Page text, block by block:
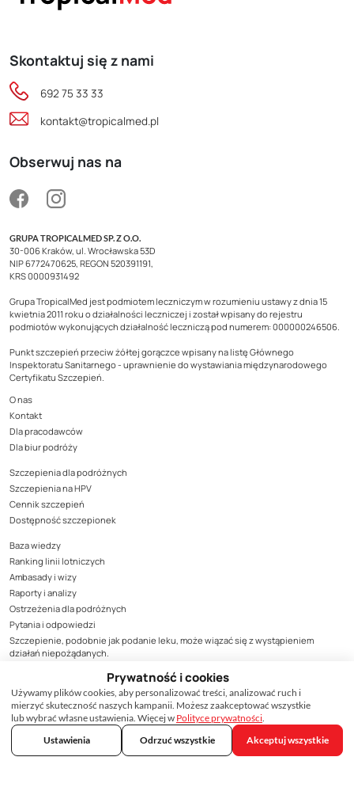
Skontaktuj się z nami
692 75 33 33
kontakt@tropicalmed.pl
Obserwuj nas na
GRUPA TROPICALMED SP. Z O.O.
30-006 Kraków, ul. Wrocławska 53D
NIP 6772470625, REGON 520391191,
KRS 0000931492
Grupa TropicalMed jest podmiotem leczniczym w rozumieniu ustawy z dnia 15
kwietnia 2011 roku o działalności leczniczej i został wpisany do rejestru
podmiotów wykonujących działalność leczniczą pod numerem: 000000246506.
Punkt szczepień przeciw żółtej gorączce wpisany na listę Głównego
Inspektoratu Sanitarnego - uprawnienie do wystawiania międzynarodowego
Certyfikatu Szczepień.
O nas
Kontakt
Dla pracodawców
Dla biur podróży
Szczepienia dla podróżnych
Szczepienia na HPV
Cennik szczepień
Dostępność szczepionek
Baza wiedzy
Ranking linii lotniczych
Ambasady i wizy
Raporty i analizy
Ostrzeżenia dla podróżnych
Pytania i odpowiedzi
Szczepienie, podobnie jak podanie leku, może wiązać się z wystąpieniem
działań niepożądanych.
Wszystkie działania niepożądane produktów leczniczych należy zgłaszać do
Departamentu Monitorowania Niepożądanych Działań Produktów Leczniczych
Urzędu Rejestracji Produktów Leczniczych, Wyrobów Medycznych i Produktów
Biobójczych, Al. Jerozolimskie 181C, 02-222 Warszawa, tel. (22) 492-13-01, fax (22)
492-13-09, zgodnie z zasadami monitorowani bezpieczeństwa produktów
leczniczych lub do podmiotu odpowiedzialnego za produkt, którego zgłoszenie
dotyczy. Formularz zgłoszenia niepożądanego działania produktu leczniczego
Prywatność i cookies
Używamy plików cookies, aby personalizować treści, analizować ruch i
mierzyć skuteczność naszych kampanii. Możesz zaakceptować wszystkie
lub wybrać własne ustawienia. Więcej w Polityce prywatności.
Ustawienia
Odrzuć wszystkie Akceptuj wszystkie